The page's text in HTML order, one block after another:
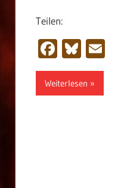
Teilen:
Weiterlesen